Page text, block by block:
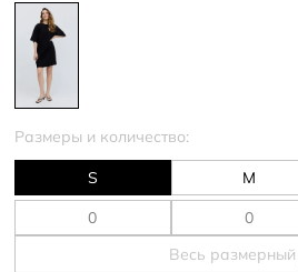
Размеры и количество:
S M
Весь